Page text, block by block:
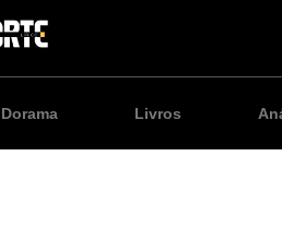
Dorama Livros